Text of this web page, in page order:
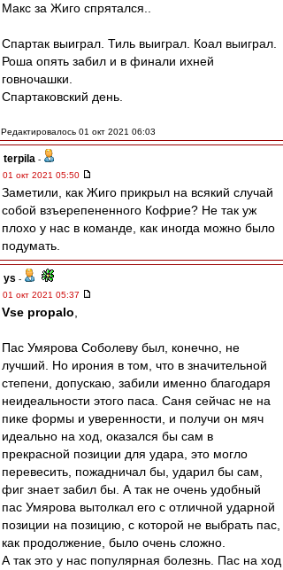
Макс за Жиго спрятался..
Спартак выиграл. Тиль выиграл. Коал выиграл.
Роша опять забил и в финали ихней
говночашки.
Спартаковский день.
Редактировалось 01 окт 2021 06:03
terpila -
01 окт 2021 05:50
Заметили, как Жиго прикрыл на всякий случай
собой взъерепененного Кофрие? Не так уж
плохо у нас в команде, как иногда можно было
подумать.
ys -
01 окт 2021 05:37
Vse propalo
Пас Умярова Соболеву был, конечно, не
лучший. Но ирония в том, что в значительной
степени, допускаю, забили именно благодаря
неидеальности этого паса. Саня сейчас не на
пике формы и уверенности, и получи он мяч
идеально на ход, оказался бы сам в
прекрасной позиции для удара, это могло
перевесить, пожадничал бы, ударил бы сам,
фиг знает забил бы. А так не очень удобный
пас Умярова вытолкал его с отличной ударной
позиции на позицию, с которой не выбрать пас,
как продолжение, было очень сложно.
А так это у нас популярная болезнь. Пас на ход